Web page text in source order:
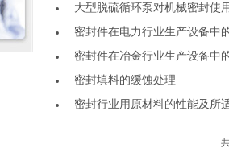
大型脱硫循环泵对机械密封使
密封件在电力行业生产设备中
密封件在冶金行业生产设备中
密封填料的缓蚀处理
密封行业用原材料的性能及所